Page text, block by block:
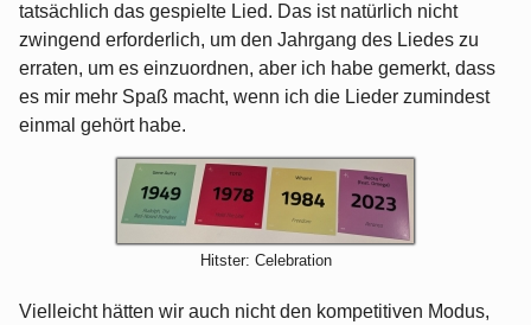
tatsächlich das gespielte Lied. Das ist natürlich nicht
zwingend erforderlich, um den Jahrgang des Liedes zu
erraten, um es einzuordnen, aber ich habe gemerkt, dass
es mir mehr Spaß macht, wenn ich die Lieder zumindest
einmal gehört habe.
Hitster: Celebration
Vielleicht hätten wir auch nicht den kompetitiven Modus,